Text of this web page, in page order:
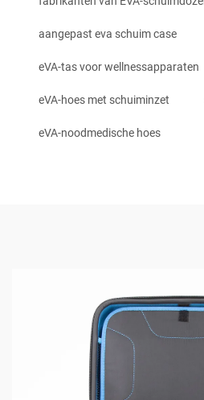
aangepast eva schuim case
eVA-tas voor wellnessapparaten
eVA-hoes met schuiminzet
eVA-noodmedische hoes